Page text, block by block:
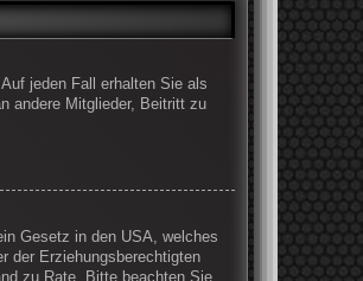
jeden Fall erhalten Sie als
andere Mitglieder, Beitritt zu
Gesetz in den USA, welches
der Erziehungsberechtigten
zu Rate. Bitte beachten Sie,